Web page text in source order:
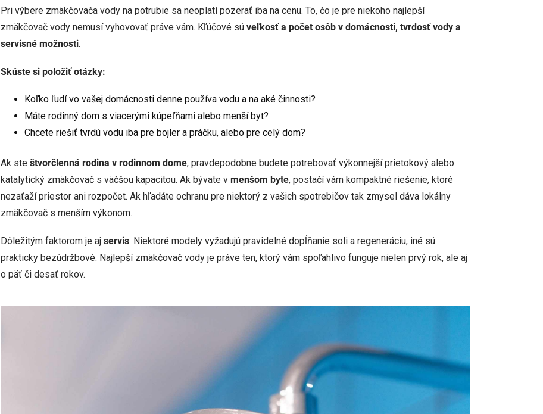
Pri výbere zmäkčovača vody na potrubie sa neoplatí pozerať iba na cenu. To, čo je pre niekoho najlepší
zmäkčovač vody nemusí vyhovovať práve vám. Kľúčové sú veľkosť a počet osôb v domácnosti, tvrdosť vody a
servisné možnosti.
Skúste si položiť otázky:
Koľko ľudí vo vašej domácnosti denne používa vodu a na aké činnosti?
Máte rodinný dom s viacerými kúpeľňami alebo menší byt?
Chcete riešiť tvrdú vodu iba pre bojler a práčku, alebo pre celý dom?
Ak ste štvorčlenná rodina v rodinnom dome, pravdepodobne budete potrebovať výkonnejší prietokový alebo
katalytický zmäkčovač s väčšou kapacitou. Ak bývate v menšom byte, postačí vám kompaktné riešenie, ktoré
nezaťaží priestor ani rozpočet. Ak hľadáte ochranu pre niektorý z vašich spotrebičov tak zmysel dáva lokálny
zmäkčovač s menším výkonom.
Dôležitým faktorom je aj servis. Niektoré modely vyžadujú pravidelné dopĺňanie soli a regeneráciu, iné sú
prakticky bezúdržbové. Najlepší zmäkčovač vody je práve ten, ktorý vám spoľahlivo funguje nielen prvý rok, ale aj
o päť či desať rokov.